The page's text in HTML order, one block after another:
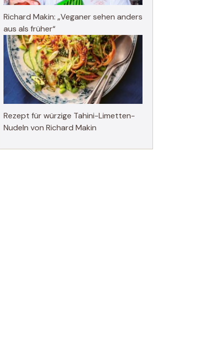
Richard Makin: „Veganer sehen anders
aus als früher“
Rezept für würzige Tahini-Limetten-
Nudeln von Richard Makin